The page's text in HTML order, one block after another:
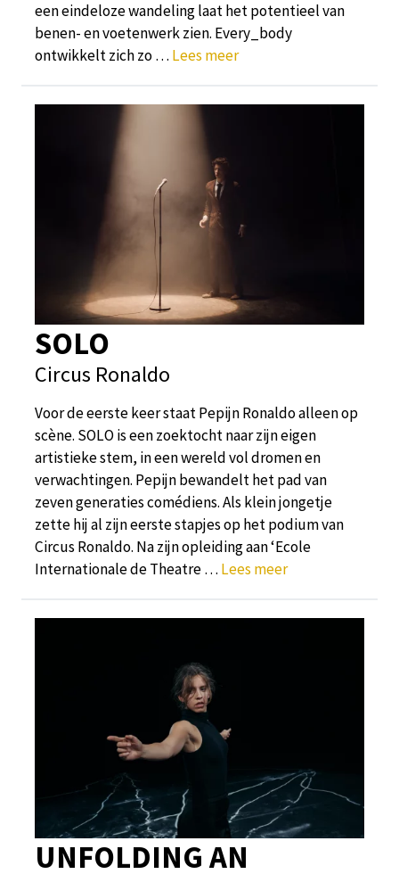
een eindeloze wandeling laat het potentieel van
benen- en voetenwerk zien. Every_body
ontwikkelt zich zo … Lees meer
SOLO
Circus Ronaldo
Voor de eerste keer staat Pepijn Ronaldo alleen op
scène. SOLO is een zoektocht naar zijn eigen
artistieke stem, in een wereld vol dromen en
verwachtingen. Pepijn bewandelt het pad van
zeven generaties comédiens. Als klein jongetje
zette hij al zijn eerste stapjes op het podium van
Circus Ronaldo. Na zijn opleiding aan ‘Ecole
Internationale de Theatre … Lees meer
UNFOLDING AN